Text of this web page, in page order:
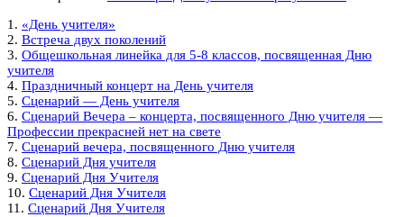
1. «День учителя»
2. Встреча двух поколений
3. Общешкольная линейка для 5-8 классов, посвященная Дню
учителя
4. Праздничный концерт на День учителя
5. Сценарий — День учителя
6. Сценарий Вечера – концерта, посвященного Дню учителя —
Профессии прекрасней нет на свете
7. Сценарий вечера, посвященного Дню учителя
8. Сценарий Дня учителя
9. Сценарий Дня Учителя
10. Сценарий Дня Учителя
11. Сценарий Дня Учителя